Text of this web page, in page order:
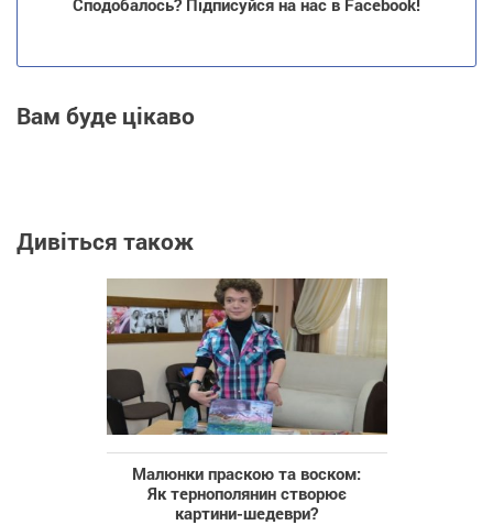
Сподобалось? Підписуйся на нас в Facebook!
Вам буде цікаво
Дивіться також
Малюнки праскою та воском:
Як тернополянин створює
картини-шедеври?